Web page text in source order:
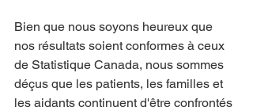
Bien que nous soyons heureux que
nos résultats soient conformes à ceux
de Statistique Canada, nous sommes
déçus que les patients, les familles et
les aidants continuent d'être confrontés